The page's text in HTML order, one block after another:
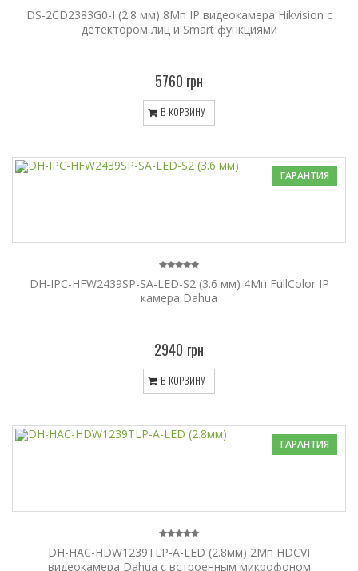
DS-2CD2383G0-I (2.8 мм) 8Мп IP видеокамера Hikvision c
детектором лиц и Smart функциями
5760 грн
В КОРЗИНУ
ГАРАНТИЯ
DH-IPC-HFW2439SP-SA-LED-S2 (3.6 мм) 4Мп FullColor IP
камера Dahua
2940 грн
В КОРЗИНУ
ГАРАНТИЯ
DH-HAC-HDW1239TLP-A-LED (2.8мм) 2Мп HDCVI
видеокамера Dahua с встроенным микрофоном